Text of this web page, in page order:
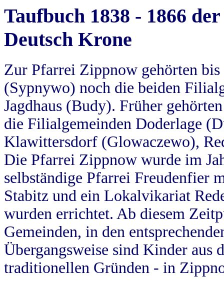
Taufbuch 1838 - 1866
Deutsch Krone
Zur Pfarrei Zippnow gehörten
(Sypnywo) noch die beiden
Jagdhaus (Budy). Früher
die Filialgemeinden Doderlage
Klawittersdorf (Glowaczewo),
Die Pfarrei Zippnow wurde im
selbständige Pfarrei Freudenfier
Stabitz und ein Lokalvikariat
wurden errichtet. Ab diesem
Gemeinden, in den
Übergangsweise sind Kinder aus
traditionellen Gründen - in